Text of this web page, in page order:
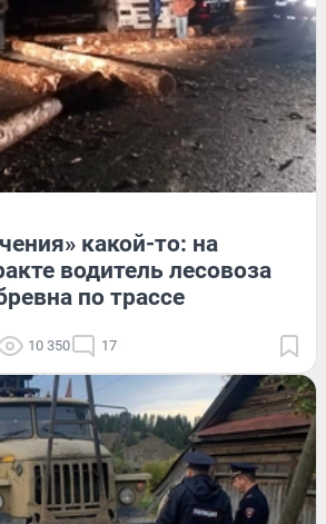
какой-то: на
водитель лесовоза
по трассе
10 350 17